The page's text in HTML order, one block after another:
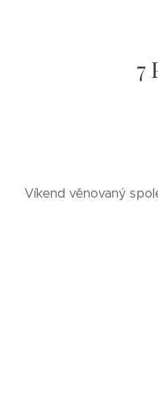
7
Víkend věnovaný